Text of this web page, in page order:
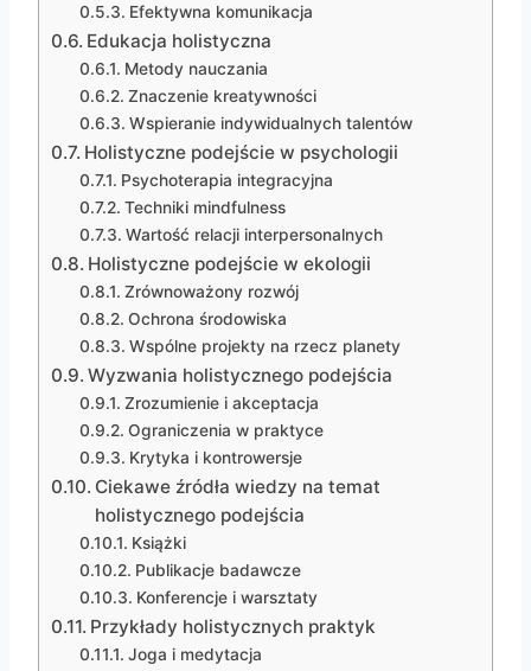
Efektywna komunikacja
Edukacja holistyczna
Metody nauczania
Znaczenie kreatywności
Wspieranie indywidualnych talentów
Holistyczne podejście w psychologii
Psychoterapia integracyjna
Techniki mindfulness
Wartość relacji interpersonalnych
Holistyczne podejście w ekologii
Zrównoważony rozwój
Ochrona środowiska
Wspólne projekty na rzecz planety
Wyzwania holistycznego podejścia
Zrozumienie i akceptacja
Ograniczenia w praktyce
Krytyka i kontrowersje
Ciekawe źródła wiedzy na temat
holistycznego podejścia
Książki
Publikacje badawcze
Konferencje i warsztaty
Przykłady holistycznych praktyk
Joga i medytacja